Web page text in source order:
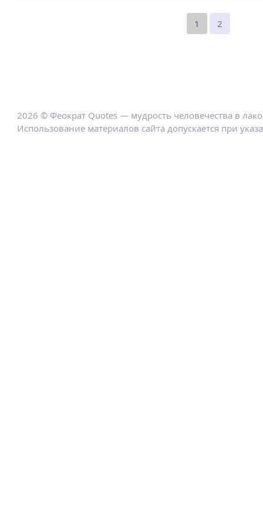
1 2
2026 © Феократ Quotes — мудрость человечества в
Использование материалов сайта допускается при